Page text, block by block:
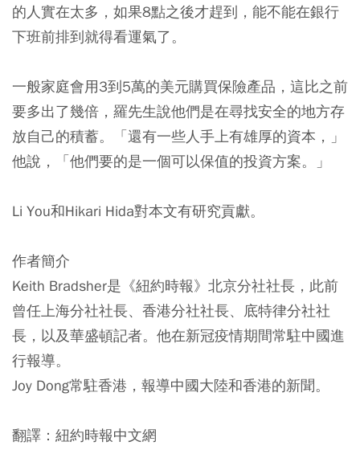
的人實在太多，如果8點之後才趕到，能不能在銀行
下班前排到就得看運氣了。
一般家庭會用3到5萬的美元購買保險產品，這比之前
要多出了幾倍，羅先生說他們是在尋找安全的地方存
放自己的積蓄。「還有一些人手上有雄厚的資本，」
他說，「他們要的是一個可以保值的投資方案。」
Li You和Hikari Hida對本文有研究貢獻。
作者簡介
Keith Bradsher是《紐約時報》北京分社社長，此前
曾任上海分社社長、香港分社社長、底特律分社社
長，以及華盛頓記者。他在新冠疫情期間常駐中國進
行報導。
Joy Dong常駐香港，報導中國大陸和香港的新聞。
翻譯：紐約時報中文網